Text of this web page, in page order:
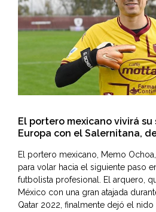
El portero mexicano vivirá
Europa con el Salernitana,
El portero mexicano, Memo
para volar hacia el siguiente paso
futbolista profesional. El arquero,
México con una gran atajada
Qatar 2022, finalmente dejó el